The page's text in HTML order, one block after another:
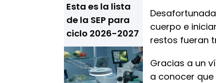
Esta es la lista
de la SEP para
ciclo 2026-2027
cuerpo e
restos fueran
Gracias a un
a conocer